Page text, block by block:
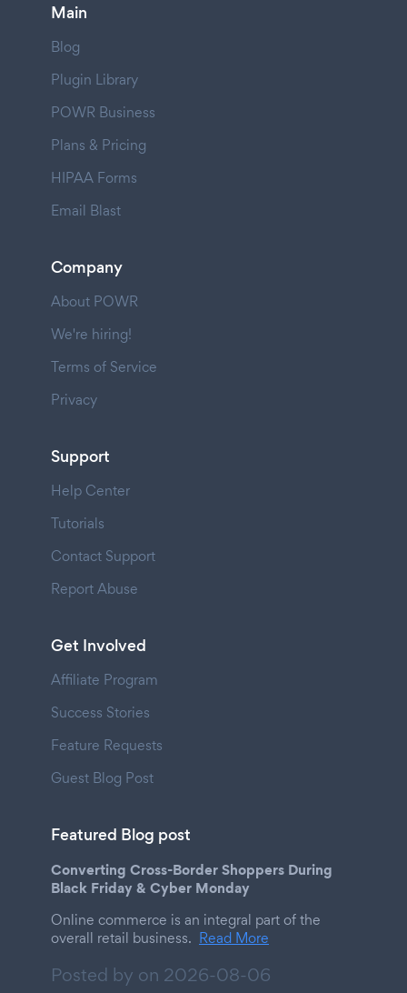
Main
Blog
Plugin Library
POWR Business
Plans & Pricing
HIPAA Forms
Email Blast
Company
About POWR
We're hiring!
Terms of Service
Privacy
Support
Help Center
Tutorials
Contact Support
Report Abuse
Get Involved
Affiliate Program
Success Stories
Feature Requests
Guest Blog Post
Featured Blog post
Converting Cross-Border Shoppers During
Black Friday & Cyber Monday
Online commerce is an integral part of the
overall retail business. Read More
Posted by on 2026-08-06